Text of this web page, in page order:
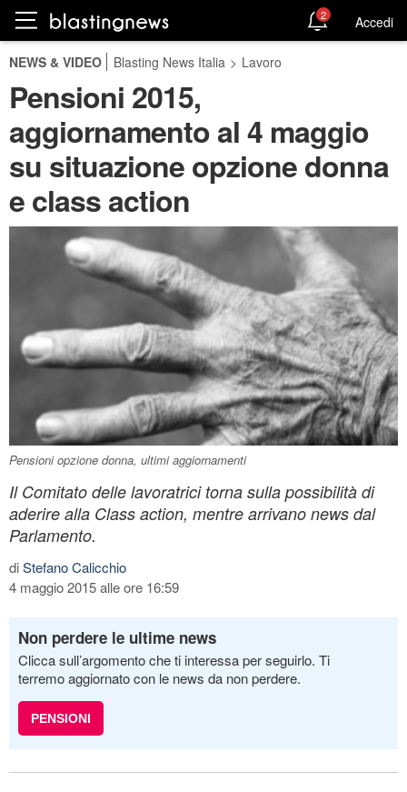
2 Accedi
NEWS & VIDEO Blasting News Italia > Lavoro
Pensioni 2015,
aggiornamento al 4 maggio
su situazione opzione donna
e class action
Pensioni opzione donna, ultimi aggiornamenti
Il Comitato delle lavoratrici torna sulla possibilità di
aderire alla Class action, mentre arrivano news dal
Parlamento.
diStefano Calicchio
4 maggio 2015 alle ore 16:59
Non perdere le ultime news
Clicca sull’argomento che ti interessa per seguirlo. Ti
terremo aggiornato con le news da non perdere.
PENSIONI